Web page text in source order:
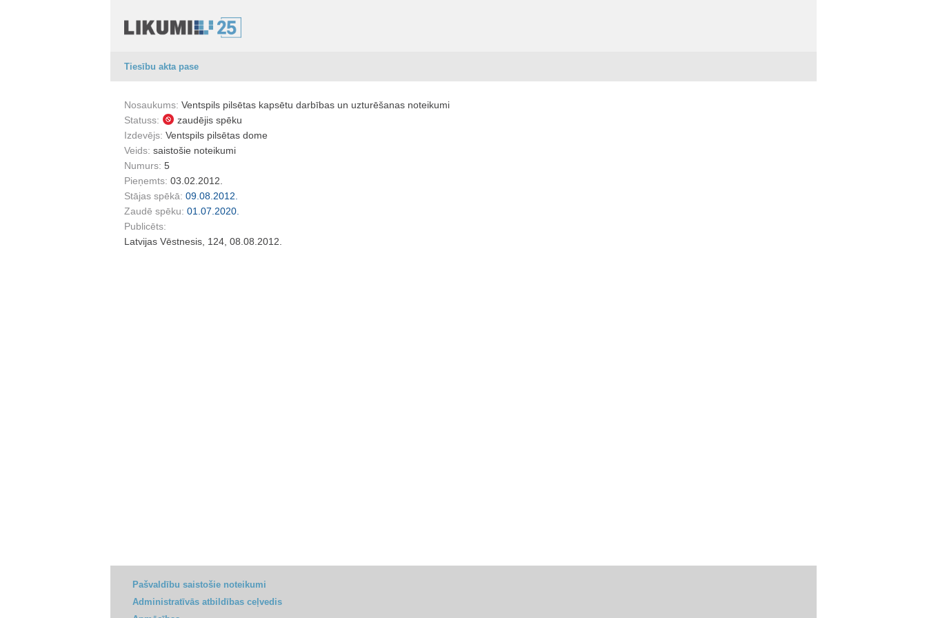
Tiesību akta pase
Nosaukums: Ventspils pilsētas kapsētu darbības un uzturēšanas noteikumi
Statuss:
zaudējis spēku
Izdevējs: Ventspils pilsētas dome
Veids: saistošie noteikumi
Numurs: 5
Pieņemts: 03.02.2012.
Stājas spēkā: 09.08.2012.
Zaudē spēku: 01.07.2020.
Publicēts:
Latvijas Vēstnesis, 124, 08.08.2012.
Pašvaldību saistošie noteikumi
Administratīvās atbildības ceļvedis